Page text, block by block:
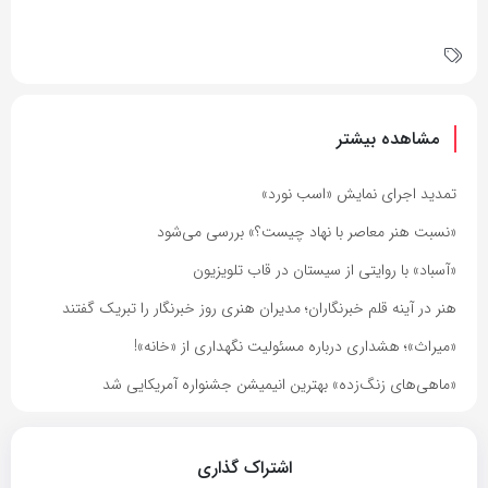
مشاهده بیشتر
تمدید اجرای نمایش «اسب نورد»
«نسبت هنر معاصر با نهاد چیست؟» بررسی می‌شود
«آسباد» با روایتی از سیستان در قاب تلویزیون
هنر در آینه قلم خبرنگاران؛ مدیران هنری روز خبرنگار را تبریک گفتند
«میراث»؛ هشداری درباره مسئولیت نگهداری از «خانه»!
«ماهی‌های زنگ‌زده» بهترین انیمیشن جشنواره آمریکایی شد
اشتراک گذاری